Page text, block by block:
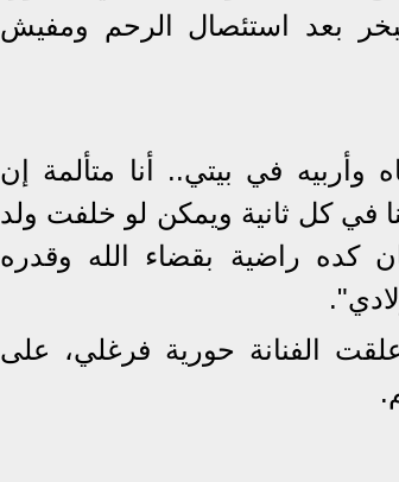
بعد استئصال الرحم ومفيش
في بيتي.. أنا متألمة إن
في كل ثانية ويمكن لو خلفت ولد
راضية بقضاء الله وقدره
الفنانة حورية فرغلي، على